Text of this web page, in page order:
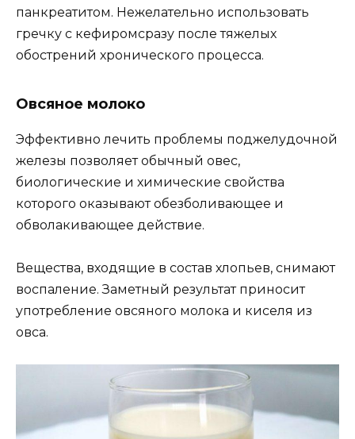
панкреатитом. Нежелательно использовать
гречку с кефиромсразу после тяжелых
обострений хронического процесса.
Овсяное молоко
Эффективно лечить проблемы поджелудочной
железы позволяет обычный овес,
биологические и химические свойства
которого оказывают обезболивающее и
обволакивающее действие.
Вещества, входящие в состав хлопьев, снимают
воспаление. Заметный результат приносит
употребление овсяного молока и киселя из
овса.